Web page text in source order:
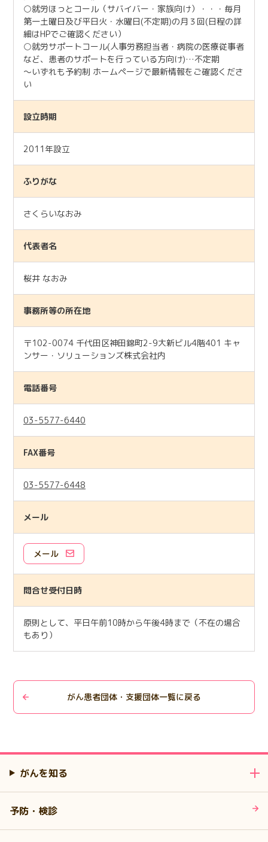
○就労ほっとコール（サバイバー・家族向け）・・・毎月
第一土曜日及び平日火・水曜日(不定期)の月３回(日程の詳
細はHPでご確認ください）
○就労サポートコール(人事労務担当者・病院の医療従事者
など、患者のサポートを行っている方向け)…不定期
〜いずれも予約制 ホームページで最新情報をご確認くださ
い
設立時期
2011年設立
ふりがな
さくらいなおみ
代表者名
桜井 なおみ
事務所等の所在地
〒102-0074 千代田区神田錦町2-9大新ビル4階401 キャ
ンサー・ソリューションズ株式会社内
電話番号
03-5577-6440
FAX番号
03-5577-6448
メール
メール
問合せ受付日時
原則として、平日午前10時から午後4時まで（不在の場合
もあり）
がん患者団体・支援団体一覧に戻る
がんを知る
予防・検診